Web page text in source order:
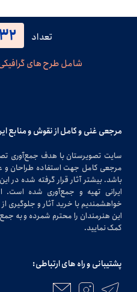
تعداد
شامل طرح های گرافیکی
مرجعی غنی و کامل از نقوش و منابع
سایت تصویرستان با هدف جمع‌آوری
مرجعی کامل جهت استفاده طراحان و
باشد. بیشتر آثار قرار گرفته شده در
ایرانی تهیه و جمع‌آوری شده است.
خواهشمندیم با خرید آثار و جلوگیری
این هنرمندان را محترم شمرده و به
کمک نمایید.
پشتیبانی و راه های ارتباطی: